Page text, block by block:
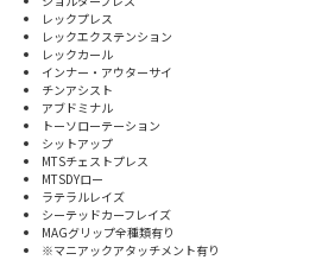
レックプレス
レックエクステンション
レックカール
インナー・アウターサイ
チンアシスト
アブドミナル
トーソローテーション
シットアップ
MTSチェストプレス
MTSDYロー
ラテラルレイズ
シーテッドカーフレイズ
MAGグリップ全種類有り
※マニアックアタッチメント有り